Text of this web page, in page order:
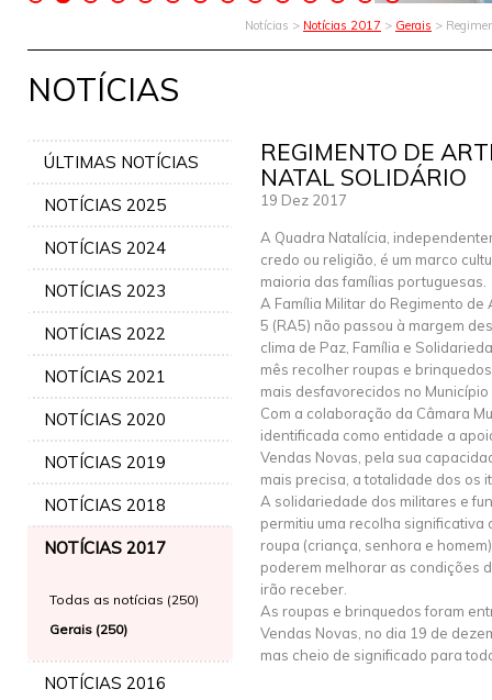
Notícias > Notícias 2017 > Gerais >
NOTÍCIAS
ÚLTIMAS NOTÍCIAS
NOTÍCIAS 2025
NOTÍCIAS 2024
NOTÍCIAS 2023
NOTÍCIAS 2022
NOTÍCIAS 2021
NOTÍCIAS 2020
NOTÍCIAS 2019
NOTÍCIAS 2018
NOTÍCIAS 2017
Todas as notícias (250)
Gerais (250)
NOTÍCIAS 2016
REGIMENTO DE
NATAL SOLIDÁRIO
19 Dez 2017
A Quadra Natalícia,
credo ou religião, é um marco
maioria das famílias portuguesas.
A Família Militar do Regimento de
5 (RA5) não passou à margem
clima de Paz, Família e
mês recolher roupas e
mais desfavorecidos no
Com a colaboração da Câmara
identificada como entidade a
Vendas Novas, pela sua
mais precisa, a totalidade dos os
A solidariedade dos militares e
permitiu uma recolha significativa
roupa (criança, senhora e
poderem melhorar as condições
irão receber.
As roupas e brinquedos foram
Vendas Novas, no dia 19 de
mas cheio de significado para